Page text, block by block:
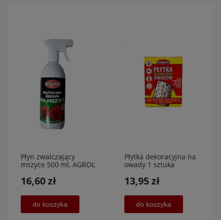
Płyn zwalczający
mszyce 500 ml, AGROL
16,60 zł
do koszyka
Płytka dekoracyjna na
owady 1 sztuka
13,95 zł
do koszyka